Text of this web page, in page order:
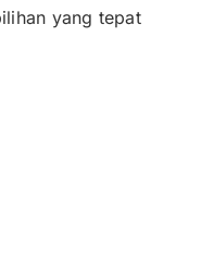
yang tepat